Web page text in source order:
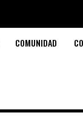
COMUNIDAD